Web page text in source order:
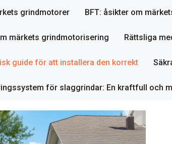
grindmotorer BFT: åsikter om
märkets grindmotorisering Rättsliga
guide för att installera den korrekt
för slaggrindar: En kraftfull och